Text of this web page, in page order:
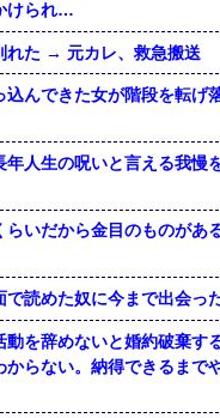
けられ…
れた → 元カレ、救急搬送
んできた女が階段を転げ
人生の呪いと言える我慢
いだから金目のものがあ
で読めた奴に今まで出会っ
動を辞めないと婚約破棄す
からない。納得できるまで